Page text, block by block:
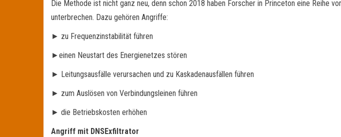
Die Methode ist nicht ganz neu, denn schon 2018 haben Forscher in Princeton eine Reihe
unterbrechen. Dazu gehören Angriffe:
► zu Frequenzinstabilität führen
►einen Neustart des Energienetzes stören
► Leitungsausfälle verursachen und zu Kaskadenausfällen führen
► zum Auslösen von Verbindungsleinen führen
► die Betriebskosten erhöhen
Angriff mit DNSExfiltrator